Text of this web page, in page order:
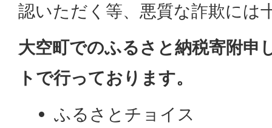
認いただく等、悪質な詐欺には
大空町でのふるさと納税寄附申
トで行っております。
ふるさとチョイス